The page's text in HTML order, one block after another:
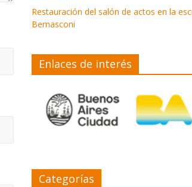
Restauración del salón de actos en la
Bernasconi
Enlaces de interés
Categorías